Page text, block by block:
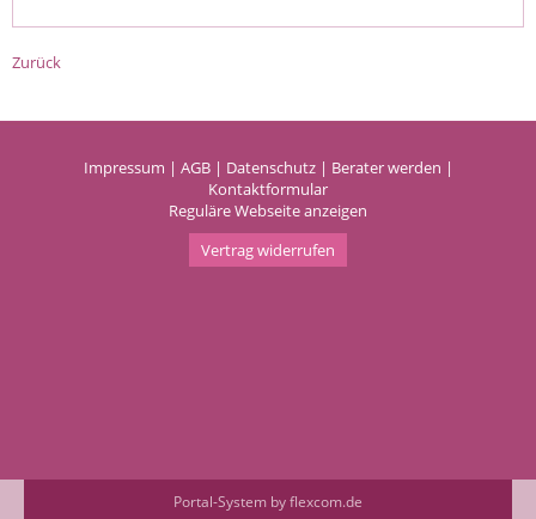
Zurück
Impressum | AGB| Datenschutz| Berater werden |
Kontaktformular
Reguläre Webseite anzeigen
Vertrag widerrufen
Portal-System by flexcom.de